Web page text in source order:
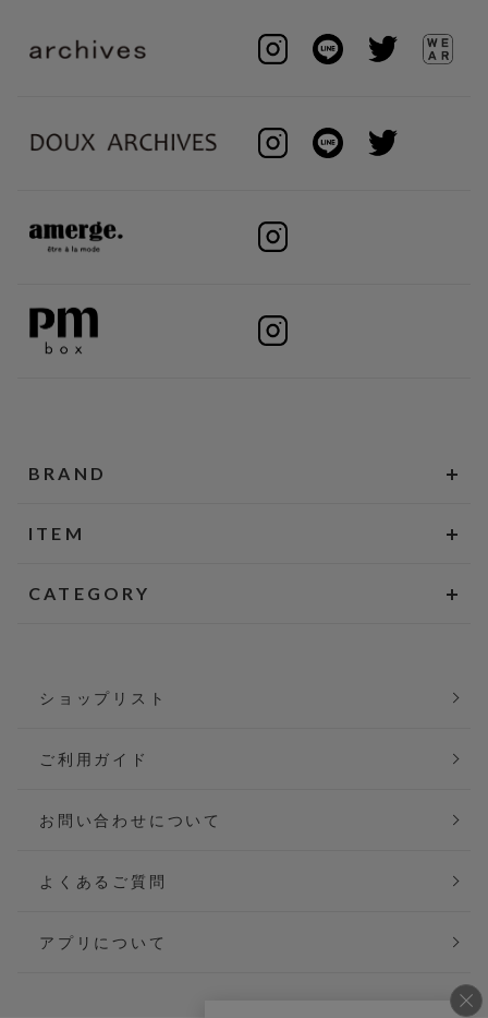
BRAND
ITEM
CATEGORY
ショップリスト
ご利用ガイド
お問い合わせについて
よくあるご質問
アプリについて